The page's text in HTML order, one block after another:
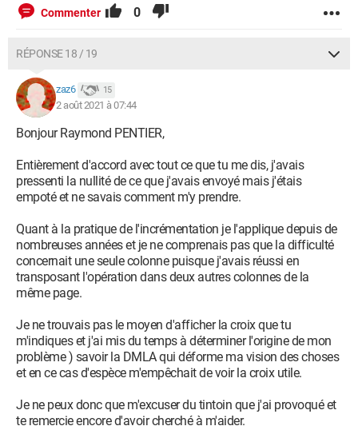
Commenter 0
RÉPONSE 18 / 19
zaz6 15
2 août 2021 à 07:44
Bonjour Raymond PENTIER,
Entièrement d'accord avec tout ce que tu me dis, j'avais
pressenti la nullité de ce que j'avais envoyé mais j'étais
empoté et ne savais comment m'y prendre.
Quant à la pratique de l'incrémentation je l'applique depuis de
nombreuses années et je ne comprenais pas que la difficulté
concernait une seule colonne puisque j'avais réussi en
transposant l'opération dans deux autres colonnes de la
même page.
Je ne trouvais pas le moyen d'afficher la croix que tu
m'indiques et j'ai mis du temps à déterminer l'origine de mon
problème ) savoir la DMLA qui déforme ma vision des choses
et en ce cas d'espèce m'empêchait de voir la croix utile.
Je ne peux donc que m'excuser du tintoin que j'ai provoqué et
te remercie encore d'avoir cherché à m'aider.